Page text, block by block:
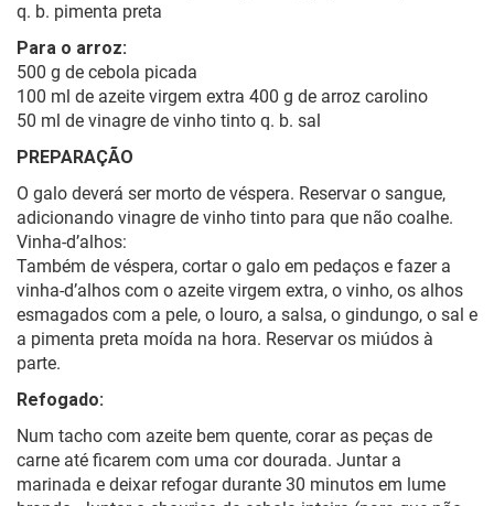
q. b. pimenta preta
Para o arroz:
500 g de cebola picada
100 ml de azeite virgem extra 400 g de arroz carolino
50 ml de vinagre de vinho tinto q. b. sal
PREPARAÇÃO
O galo deverá ser morto de véspera. Reservar o sangue,
adicionando vinagre de vinho tinto para que não coalhe.
Vinha-d’alhos:
Também de véspera, cortar o galo em pedaços e fazer a
vinha-d’alhos com o azeite virgem extra, o vinho, os alhos
esmagados com a pele, o louro, a salsa, o gindungo, o sal e
a pimenta preta moída na hora. Reservar os miúdos à
parte.
Refogado:
Num tacho com azeite bem quente, corar as peças de
carne até ficarem com uma cor dourada. Juntar a
marinada e deixar refogar durante 30 minutos em lume